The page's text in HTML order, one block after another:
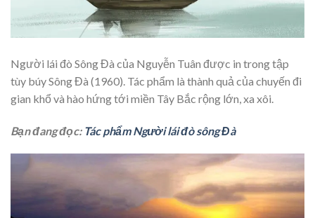
Người lái đò Sông Đà của Nguyễn Tuân được in trong tập
tùy búy Sông Đà (1960). Tác phẩm là thành quả của chuyến đi
gian khổ và hào hứng tới miền Tây Bắc rộng lớn, xa xôi.
Bạn đang đọc: Tác phẩm Người lái đò sông Đà